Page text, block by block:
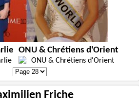
ONU & Chrétiens d'Orient
Friche